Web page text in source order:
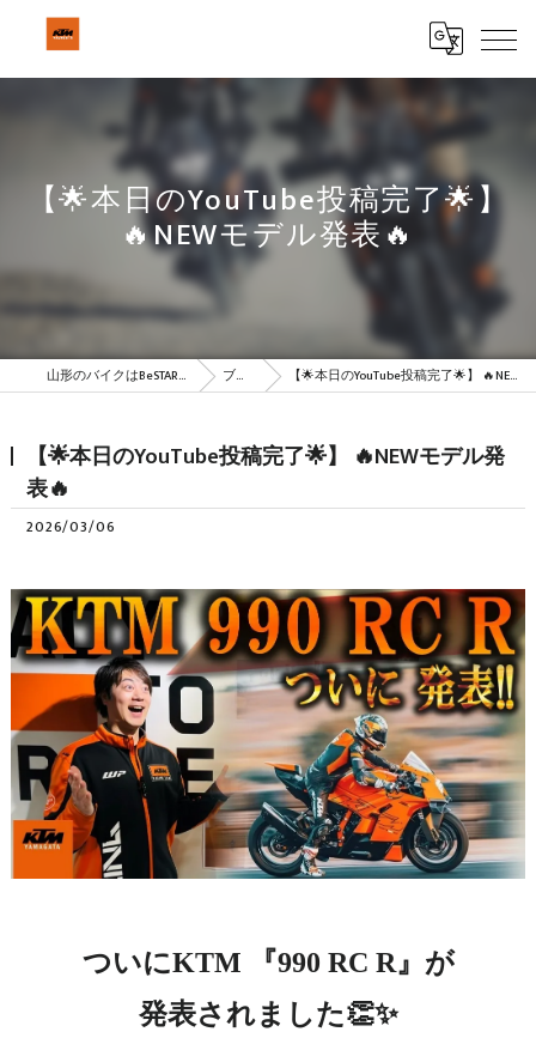
【🌟本日のYouTube投稿完了🌟】
🔥NEWモデル発表🔥
山形のバイクはBeSTAR株式会社 ブログ 【🌟本日のYouTube投稿完了🌟】 🔥NEWモデル発表🔥
【🌟本日のYouTube投稿完了🌟】 🔥NEWモデル発
表🔥
2026/03/06
ついにKTM 『990 RC R』が
発表されました👏✨